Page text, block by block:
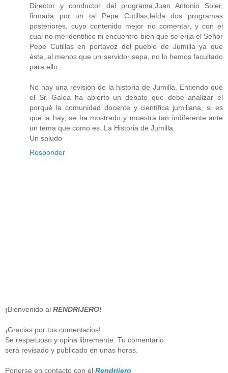
Director y conductor del programa,Juan Antonio Soler,
firmada por un tal Pepe Cutillas,leída dos programas
posteriores, cuyo contenido mejor no comentar, y con el
cual no me identifico ni encuentro bien que se erija el Señor
Pepe Cutillas en portavoz del pueblo de Jumilla ya que
éste, al menos que un servidor sepa, no lo hemos facultado
para ello.
No hay una revisión de la historia de Jumilla. Entiendo que
el Sr. Galea ha abierto un debate que debe analizar el
porqué la comunidad docente y científica jumillana, si es
que la hay, se ha mostrado y muestra tan indiferente ante
un tema que como es. La Historia de Jumilla.
Un saludo
Responder
¡Bienvenido al RENDRIJERO!
¡Gracias por tus comentarios!
Se respetuoso y opina libremente. Tu comentario
será revisado y publicado en unas horas.
Ponerse en contacto con el Rendrijero